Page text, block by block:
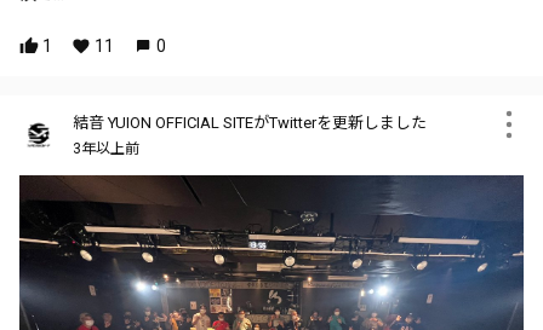
1 11 0
結音 YUION OFFICIAL SITEがTwitterを更新しました
3年以上前